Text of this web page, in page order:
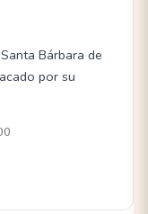
Bárbara de
por su